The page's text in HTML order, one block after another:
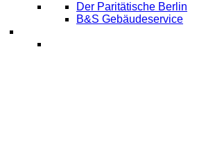
Der Paritätische Berlin
B&S Gebäudeservice